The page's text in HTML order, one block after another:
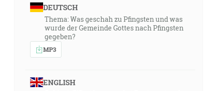
DEUTSCH
Thema: Was geschah zu Pfingsten und was
wurde der Gemeinde Gottes nach Pfingsten
gegeben?
MP3
ENGLISH